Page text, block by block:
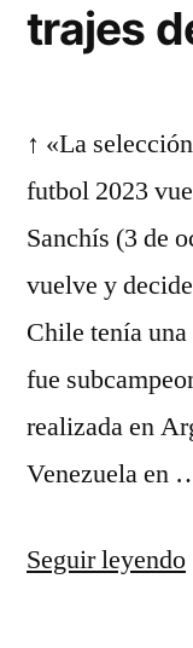
trajes
↑ «La
futbol 2023
Sanchís (3 de
vuelve y
Chile tenía
fue
realizada en
Venezuela en
Seguir leyendo